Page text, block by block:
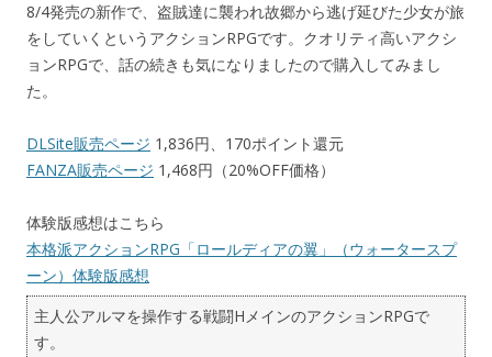
8/4発売の新作で、盗賊達に襲われ故郷から逃げ延びた少女が旅
をしていくというアクションRPGです。クオリティ高いアクシ
ョンRPGで、話の続きも気になりましたので購入してみまし
た。
DLSite販売ページ 1,836円、170ポイント還元
FANZA販売ページ 1,468円（20%OFF価格）
体験版感想はこちら
本格派アクションRPG「ロールディアの翼」（ウォータースプ
ーン）体験版感想
主人公アルマを操作する戦闘HメインのアクションRPGで
す。